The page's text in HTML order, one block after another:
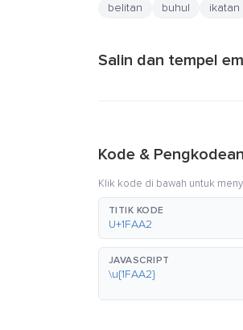
belitan buhul ikatan
Salin dan tempel
Kode &
Klik kode di bawah untuk
TITIK KODE
U+1FAA2
JAVASCRIPT
\u{1FAA2}